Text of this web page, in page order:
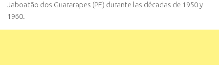
Jaboatão dos Guararapes (PE) durante las décadas de 1950 y
1960.